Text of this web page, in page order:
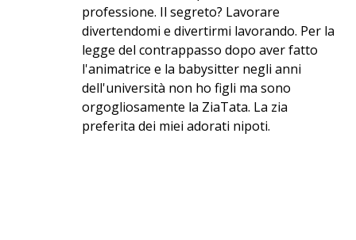
professione. Il segreto? Lavorare
divertendomi e divertirmi lavorando. Per la
legge del contrappasso dopo aver fatto
l'animatrice e la babysitter negli anni
dell'università non ho figli ma sono
orgogliosamente la ZiaTata. La zia
preferita dei miei adorati nipoti.